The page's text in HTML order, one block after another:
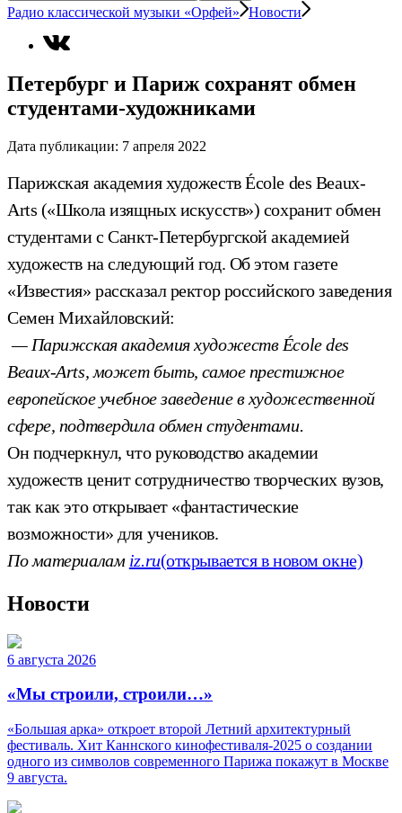
Радио классической музыки «Орфей» Новости
Петербург и Париж сохранят обмен
студентами-художниками
Дата публикации: 7 апреля 2022
Парижская академия художеств École des Beaux-
Arts («Школа изящных искусств») сохранит обмен
студентами с Санкт-Петербургской академией
художеств на следующий год. Об этом газете
«Известия» рассказал ректор российского заведения
Семен Михайловский:
— Парижская академия художеств École des
Beaux-Arts, может быть, самое престижное
европейское учебное заведение в художественной
сфере, подтвердила обмен студентами.
Он подчеркнул, что руководство академии
художеств ценит сотрудничество творческих вузов,
так как это открывает «фантастические
возможности» для учеников.
По материалам iz.ru(открывается в новом окне)
Новости
6 августа 2026
«Мы строили, строили…»
«Большая арка» откроет второй Летний архитектурный
фестиваль. Хит Каннского кинофестиваля-2025 о создании
одного из символов современного Парижа покажут в Москве
9 августа.